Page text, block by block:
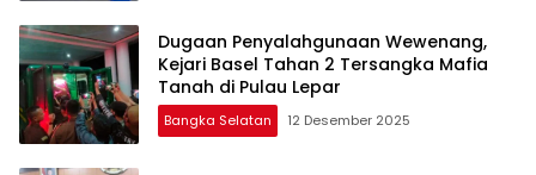
Dugaan Penyalahgunaan Wewenang,
Kejari Basel Tahan 2 Tersangka Mafia
Tanah di Pulau Lepar
Bangka Selatan 12 Desember 2025